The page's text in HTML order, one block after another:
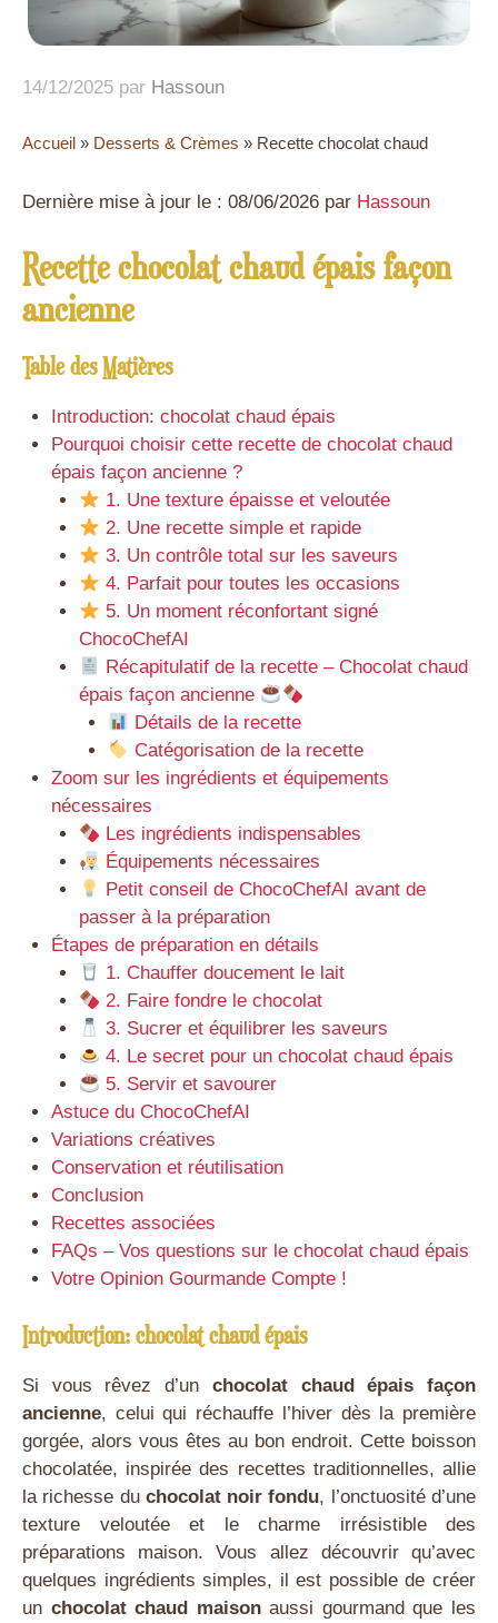
14/12/2025 par Hassoun
Accueil » Desserts & Crèmes » Recette chocolat chaud
Dernière mise à jour le : 08/06/2026 par Hassoun
Recette chocolat chaud épais façon
ancienne
Table des Matières
Introduction: chocolat chaud épais
Pourquoi choisir cette recette de chocolat chaud
épais façon ancienne ?
1. Une texture épaisse et veloutée
2. Une recette simple et rapide
3. Un contrôle total sur les saveurs
4. Parfait pour toutes les occasions
5. Un moment réconfortant signé
ChocoChefAI
Récapitulatif de la recette – Chocolat chaud
épais façon ancienne
Détails de la recette
Catégorisation de la recette
Zoom sur les ingrédients et équipements
nécessaires
Les ingrédients indispensables
Équipements nécessaires
Petit conseil de ChocoChefAI avant de
passer à la préparation
Étapes de préparation en détails
1. Chauffer doucement le lait
2. Faire fondre le chocolat
3. Sucrer et équilibrer les saveurs
4. Le secret pour un chocolat chaud épais
5. Servir et savourer
Astuce du ChocoChefAI
Variations créatives
Conservation et réutilisation
Conclusion
Recettes associées
FAQs – Vos questions sur le chocolat chaud épais
Votre Opinion Gourmande Compte !
Introduction: chocolat chaud épais
Si vous rêvez d’un chocolat chaud épais façon
ancienne, celui qui réchauffe l’hiver dès la première
gorgée, alors vous êtes au bon endroit. Cette boisson
chocolatée, inspirée des recettes traditionnelles, allie
la richesse du chocolat noir fondu, l’onctuosité d’une
texture veloutée et le charme irrésistible des
préparations maison. Vous allez découvrir qu’avec
quelques ingrédients simples, il est possible de créer
un chocolat chaud maisonaussi gourmand que les